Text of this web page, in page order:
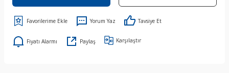
Yorum Yaz Tavsiye Et
Fiyatı Alarmı Paylaş Karşılaştır